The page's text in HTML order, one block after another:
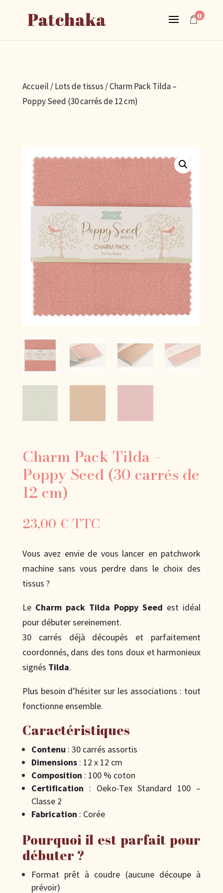
0
Accueil /Lots de tissus / Charm Pack Tilda –
Poppy Seed (30 carrés de 12 cm)
Charm Pack Tilda –
Poppy Seed (30 carrés de
12 cm)
23,00 € TTC
Vous avez envie de vous lancer en patchwork
machine sans vous perdre dans le choix des
tissus ?
Le Charm pack Tilda Poppy Seed est idéal
pour débuter sereinement.
30 carrés déjà découpés et parfaitement
coordonnés, dans des tons doux et harmonieux
signés Tilda.
Plus besoin d’hésiter sur les associations : tout
fonctionne ensemble.
Caractéristiques
Contenu : 30 carrés assortis
Dimensions: 12 x 12 cm
Composition : 100 % coton
Certification : Oeko-Tex Standard 100 –
Classe 2
Fabrication : Corée
Pourquoi il est parfait pour
débuter ?
Format prêt à coudre (aucune découpe à
prévoir)